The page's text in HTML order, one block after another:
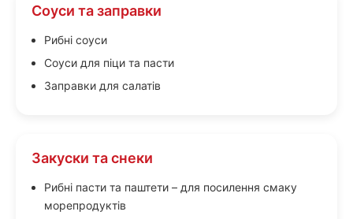
Соуси та заправки
Рибні соуси
Соуси для піци та пасти
Заправки для салатів
Закуски та снеки
Рибні пасти та паштети – для посилення смаку
морепродуктів